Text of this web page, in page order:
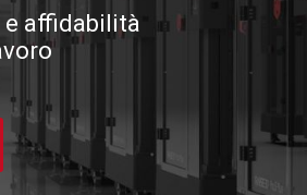
e affidabilità